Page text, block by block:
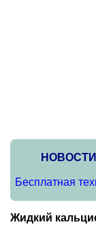
Бесплатная
Жидкий